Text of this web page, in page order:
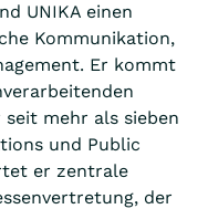
UNIKA einen
Kommunikation,
Er kommt
mehr als sieben
und Public
er zentrale
der